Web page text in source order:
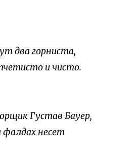
два горниста,
и чисто.
Густав Бауер,
несет